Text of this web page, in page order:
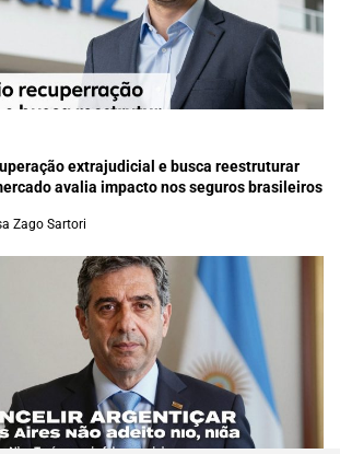
extrajudicial e busca reestruturar
avalia impacto nos seguros brasileiros
Zago Sartori